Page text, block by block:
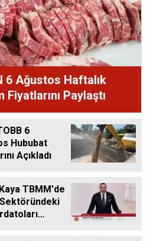
6 Ağustos Haftalık
Fiyatlarını Paylaştı
6
Hububat
Açıkladı
TBMM'de